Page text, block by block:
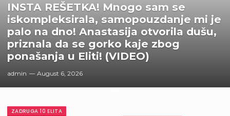
INSTA REŠETKA! Mnogo sam se
iskompleksirala, samopouzdanje mi je
palo na dno! Anastasija otvorila dušu,
priznala da se gorko kaje zbog
ponašanja u Eliti! (VIDEO)
admin August 6, 2026
ZADRUGA 10 ELITA